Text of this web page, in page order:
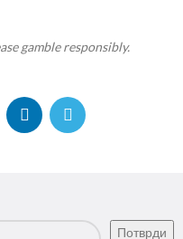
gamble responsibly.